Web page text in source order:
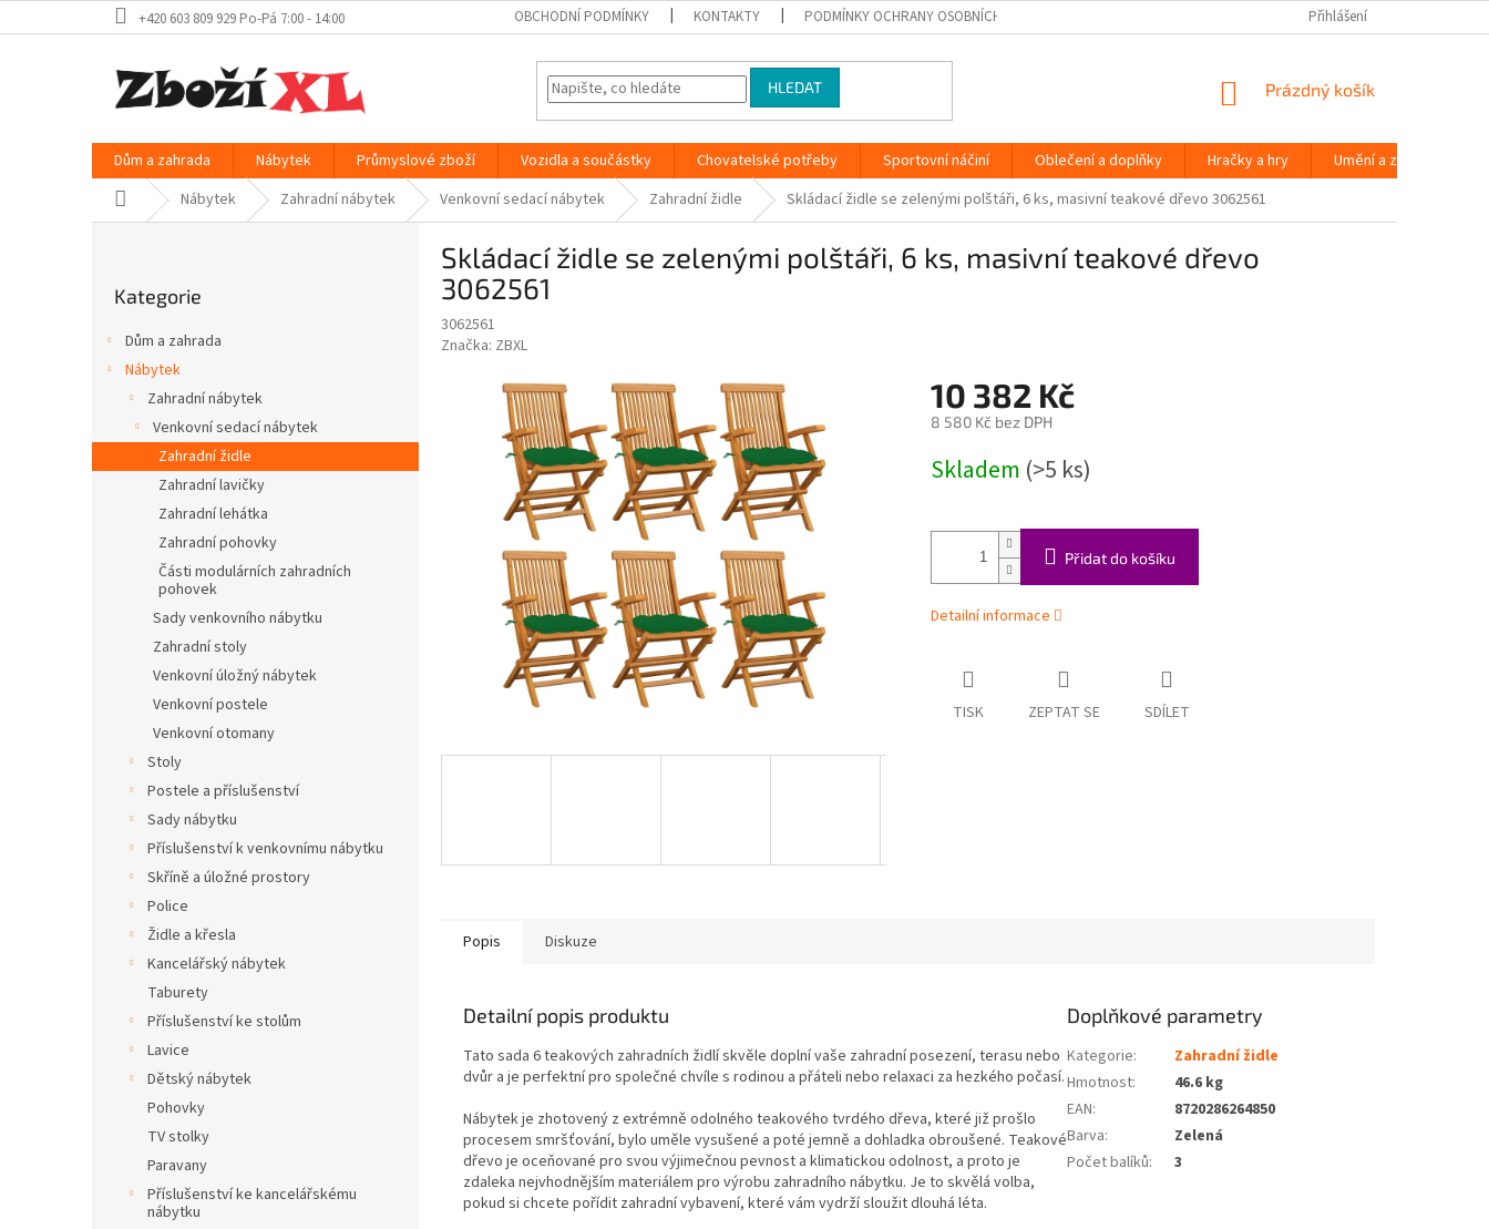
na
+420 603 809 929 Po-Pá 7:00 - 14:00 OBCHODNÍ PODMÍNKY KONTAKTY PODMÍNKY OCHRANY OSOBNÍCH ÚDAJŮ Přihlášení
HLEDAT
NÁKUPNÍ
Prázdný košík
Dům a zahrada Nábytek Průmyslové zboží Vozidla a součástky Chovatelské potřeby Sportovní náčiní Oblečení a doplňky Hračky a hry Umění a zábava
Domů Nábytek Zahradní nábytek Venkovní sedací nábytek Zahradní židle Skládací židle se zelenými polštáři, 6 ks, masivní teakové dřevo 3062561
a
kategorie
Kategorie
Dům a zahrada
Nábytek
Zahradní nábytek
Venkovní sedací nábytek
Zahradní židle
Zahradní lavičky
Zahradní lehátka
Zahradní pohovky
Části modulárních zahradních
pohovek
Sady venkovního nábytku
Zahradní stoly
Venkovní úložný nábytek
Venkovní postele
Venkovní otomany
Stoly
Postele a příslušenství
Sady nábytku
Příslušenství k venkovnímu nábytku
Skříně a úložné prostory
Police
Židle a křesla
Kancelářský nábytek
Taburety
Příslušenství ke stolům
Lavice
Dětský nábytek
Pohovky
TV stolky
Paravany
Příslušenství ke kancelářskému
nábytku
Skládací židle se zelenými polštáři, 6 ks, masivní teakové dřevo
3062561
3062561
Značka: ZBXL
10 382 Kč
8 580 Kč bez DPH
cena:
Skladem (>5 ks)
Přidat do košíku
Detailní informace
TISK ZEPTAT SE SDÍLET
Popis Diskuze
Detailní popis produktu
Tato sada 6 teakových zahradních židlí skvěle doplní vaše zahradní posezení, terasu nebo
dvůr a je perfektní pro společné chvíle s rodinou a přáteli nebo relaxaci za hezkého počasí.
Nábytek je zhotovený z extrémně odolného teakového tvrdého dřeva, které již prošlo
procesem smršťování, bylo uměle vysušené a poté jemně a dohladka obroušené. Teakové
dřevo je oceňované pro svou výjimečnou pevnost a klimatickou odolnost, a proto je
zdaleka nejvhodnějším materiálem pro výrobu zahradního nábytku. Je to skvělá volba,
pokud si chcete pořídit zahradní vybavení, které vám vydrží sloužit dlouhá léta.
Doplňkové parametry
Kategorie:
Zahradní židle
Hmotnost:
46.6 kg
EAN:
8720286264850
Barva:
Zelená
Počet balíků: 3